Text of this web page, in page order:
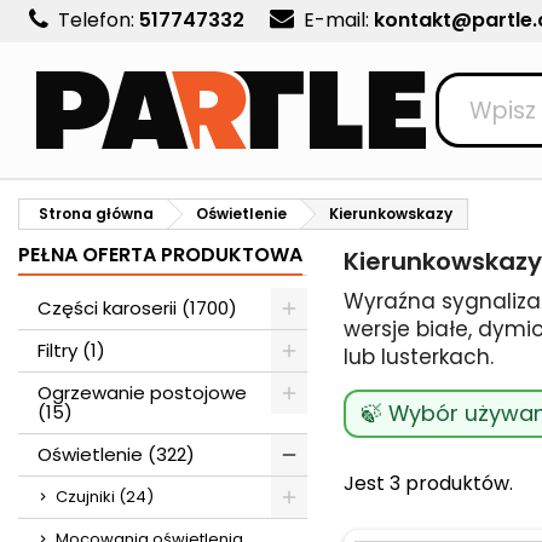
Telefon: 517747332 E-mail:
Strona główna Oświetlenie Kierunkowskazy
PEŁNA OFERTA PRODUKTOWA
Części karoserii (1700)
Filtry (1)
Ogrzewanie postojowe
(15)
Oświetlenie (322)
Czujniki (24)
Kierunkowskazy
Wyraźna
wersje białe,
lub lusterkach.
🍃 Wybór
Jest 3 produktów.